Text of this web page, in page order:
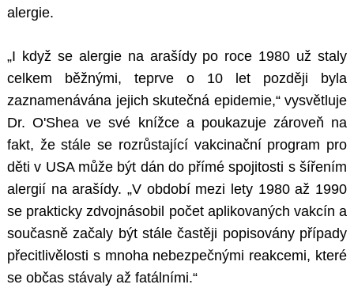
alergie.
„I když se alergie na arašídy po roce 1980 už staly
celkem běžnými, teprve o 10 let později byla
zaznamenávána jejich skutečná epidemie,“ vysvětluje
Dr. O'Shea ve své knížce a poukazuje zároveň na
fakt, že stále se rozrůstající vakcinační program pro
děti v USA může být dán do přímé spojitosti s šířením
alergií na arašídy. „V období mezi lety 1980 až 1990
se prakticky zdvojnásobil počet aplikovaných vakcín a
současně začaly být stále častěji popisovány případy
přecitlivělosti s mnoha nebezpečnými reakcemi, které
se občas stávaly až fatálními.“